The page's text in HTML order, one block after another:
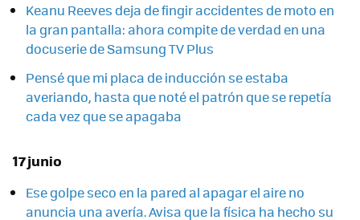
Keanu Reeves deja de fingir accidentes de moto en
la gran pantalla: ahora compite de verdad en una
docuserie de Samsung TV Plus
Pensé que mi placa de inducción se estaba
averiando, hasta que noté el patrón que se repetía
cada vez que se apagaba
17 junio
Ese golpe seco en la pared al apagar el aire no
anuncia una avería. Avisa que la física ha hecho su